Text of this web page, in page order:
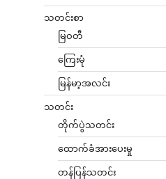
သတင်းစာ
မြဝတီ
ကြေးမုံ
မြန်မာ့အလင်း
သတင်း
တိုက်ပွဲသတင်း
ထောက်ခံအားပေးမှု
တန်ပြန်သတင်း